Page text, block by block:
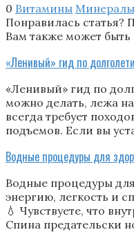
0 Витамины Минералы
Понравилась статья?
Вам также может быть
«Ленивый» гид по
«Ленивый» гид по
можно делать, лежа
всегда требует
подъемов. Если вы
Водные процедуры для
Водные процедуры
энергию, легкость и
💧 Чувствуете, что
Спина предательски